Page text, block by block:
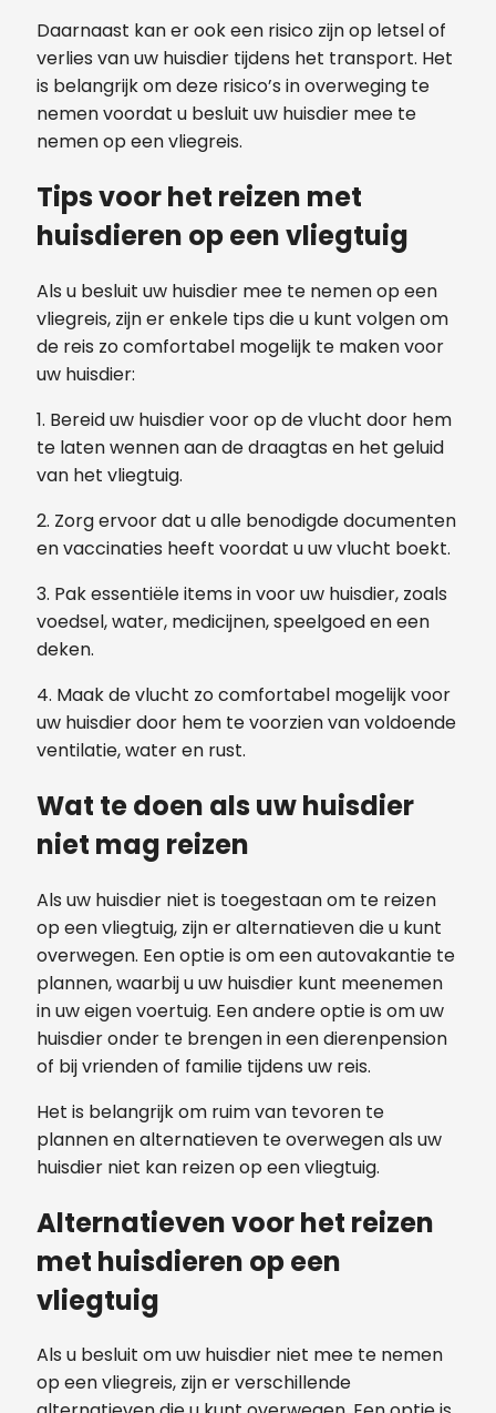
Daarnaast kan er ook een risico zijn op letsel of
verlies van uw huisdier tijdens het transport. Het
is belangrijk om deze risico’s in overweging te
nemen voordat u besluit uw huisdier mee te
nemen op een vliegreis.
Tips voor het reizen met
huisdieren op een vliegtuig
Als u besluit uw huisdier mee te nemen op een
vliegreis, zijn er enkele tips die u kunt volgen om
de reis zo comfortabel mogelijk te maken voor
uw huisdier:
1. Bereid uw huisdier voor op de vlucht door hem
te laten wennen aan de draagtas en het geluid
van het vliegtuig.
2. Zorg ervoor dat u alle benodigde documenten
en vaccinaties heeft voordat u uw vlucht boekt.
3. Pak essentiële items in voor uw huisdier, zoals
voedsel, water, medicijnen, speelgoed en een
deken.
4. Maak de vlucht zo comfortabel mogelijk voor
uw huisdier door hem te voorzien van voldoende
ventilatie, water en rust.
Wat te doen als uw huisdier
niet mag reizen
Als uw huisdier niet is toegestaan ​​om te reizen
op een vliegtuig, zijn er alternatieven die u kunt
overwegen. Een optie is om een ​​autovakantie te
plannen, waarbij u uw huisdier kunt meenemen
in uw eigen voertuig. Een andere optie is om uw
huisdier onder te brengen in een dierenpension
of bij vrienden of familie tijdens uw reis.
Het is belangrijk om ruim van tevoren te
plannen en alternatieven te overwegen als uw
huisdier niet kan reizen op een vliegtuig.
Alternatieven voor het reizen
met huisdieren op een
vliegtuig
Als u besluit om uw huisdier niet mee te nemen
op een vliegreis, zijn er verschillende